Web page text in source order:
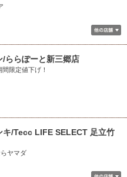
/ららぽーと新三郷店
限定値下げ！
キ/Tecc LIFE SELECT 足立竹
ヤマダ